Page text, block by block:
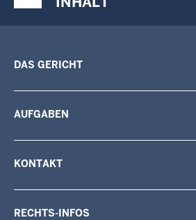
DAS GERICHT
AUFGABEN
KONTAKT
RECHTS-INFOS